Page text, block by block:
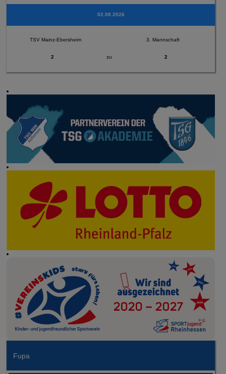
02.08.2026
TSV Mainz-Ebersheim 3. Mannschaft
2 zu 2
Fupa